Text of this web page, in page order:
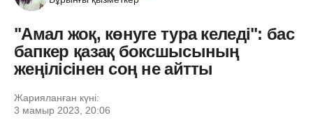
"Амал жоқ, көнуге тура келеді": бас
бапкер қазақ боксшысының
жеңілісінен соң не айтты
Жарияланған күні:
3 мамыр 2023, 20:06